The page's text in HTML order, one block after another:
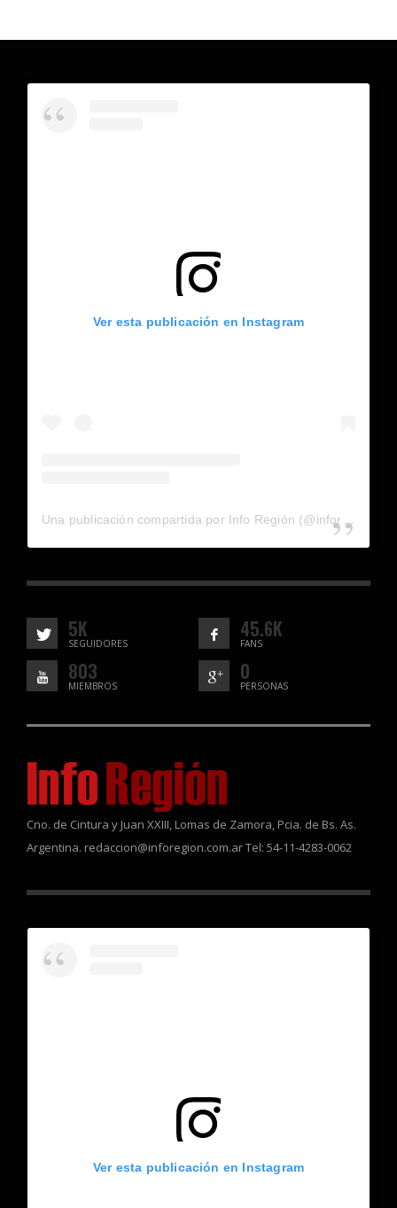
Ver esta publicación en Instagram
5K
SEGUIDORES
45.6K
FANS
803
MIEMBROS
0
PERSONAS
Cno. de Cintura y Juan XXIII, Lomas de Zamora, Pcia. de Bs. As.
Argentina. redaccion@inforegion.com.ar Tel: 54-11-4283-0062
Ver esta publicación en Instagram